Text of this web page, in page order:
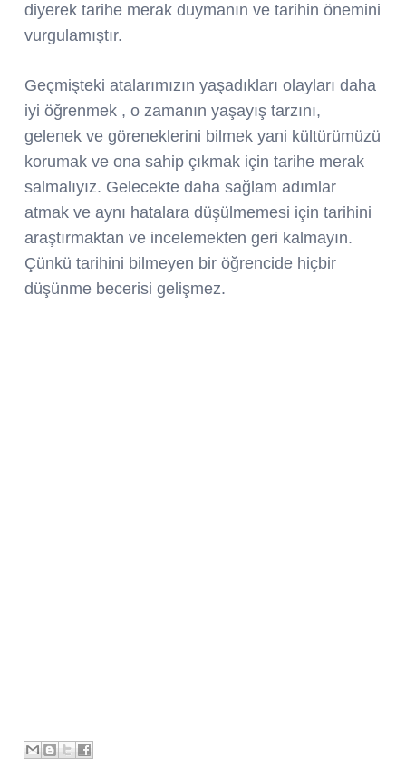
diyerek tarihe merak duymanın ve tarihin önemini
vurgulamıştır.
Geçmişteki atalarımızın yaşadıkları olayları daha
iyi öğrenmek , o zamanın yaşayış tarzını,
gelenek ve göreneklerini bilmek yani kültürümüzü
korumak ve ona sahip çıkmak için tarihe merak
salmalıyız. Gelecekte daha sağlam adımlar
atmak ve aynı hatalara düşülmemesi için tarihini
araştırmaktan ve incelemekten geri kalmayın.
Çünkü tarihini bilmeyen bir öğrencide hiçbir
düşünme becerisi gelişmez.